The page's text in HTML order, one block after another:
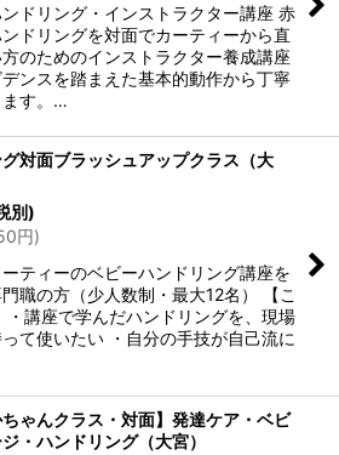
ンドリング・インストラクター講座 赤
ドリングを対面でカーティーから直
のためのインストラクター養成講座
ンスを踏まえた基本的動作から丁寧
ます。…
対面ブラッシュアップクラス（大
別)
円)
ーティーのベビーハンドリング講座を
職の方（少人数制・最大12名） 【こ
・講座で学んだハンドリングを、現場
て使いたい ・自分の手技が自己流に
ちゃんクラス・対面】発達ケア・ベビ
・ハンドリング（大宮）